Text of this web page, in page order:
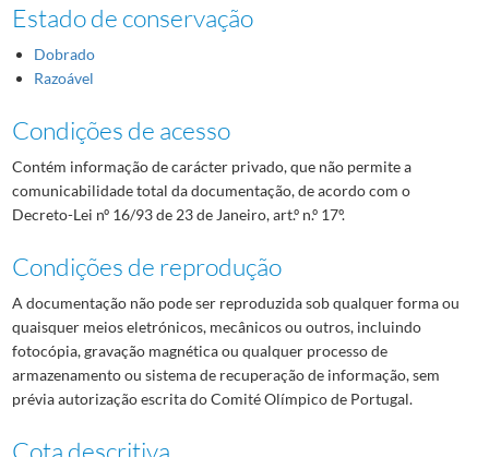
Estado de conservação
Dobrado
Razoável
Condições de acesso
Contém informação de carácter privado, que não permite a
comunicabilidade total da documentação, de acordo com o
Decreto-Lei nº 16/93 de 23 de Janeiro, art.º n.º 17º.
Condições de reprodução
A documentação não pode ser reproduzida sob qualquer forma ou
quaisquer meios eletrónicos, mecânicos ou outros, incluindo
fotocópia, gravação magnética ou qualquer processo de
armazenamento ou sistema de recuperação de informação, sem
prévia autorização escrita do Comité Olímpico de Portugal.
Cota descritiva